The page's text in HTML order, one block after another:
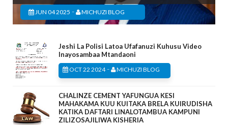
JUN 04 2025 - MICHUZI BLOG
Jeshi La Polisi Latoa Ufafanuzi Kuhusu Video
Inayosambaa Mtandaoni
OCT 22 2024- MICHUZI BLOG
CHALINZE CEMENT YAFUNGUA KESI
MAHAKAMA KUU KUITAKA BRELA KUIRUDISHA
KATIKA DAFTARI LINALOTAMBUA KAMPUNI
ZILIZOSAJILIWA KISHERIA